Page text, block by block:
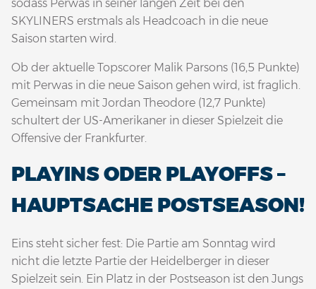
sodass Perwas in seiner langen Zeit bei den
SKYLINERS erstmals als Headcoach in die neue
Saison starten wird.
Ob der aktuelle Topscorer Malik Parsons (16,5 Punkte)
mit Perwas in die neue Saison gehen wird, ist fraglich.
Gemeinsam mit Jordan Theodore (12,7 Punkte)
schultert der US-Amerikaner in dieser Spielzeit die
Offensive der Frankfurter.
PLAYINS ODER PLAYOFFS –
HAUPTSACHE POSTSEASON!
Eins steht sicher fest: Die Partie am Sonntag wird
nicht die letzte Partie der Heidelberger in dieser
Spielzeit sein. Ein Platz in der Postseason ist den Jungs